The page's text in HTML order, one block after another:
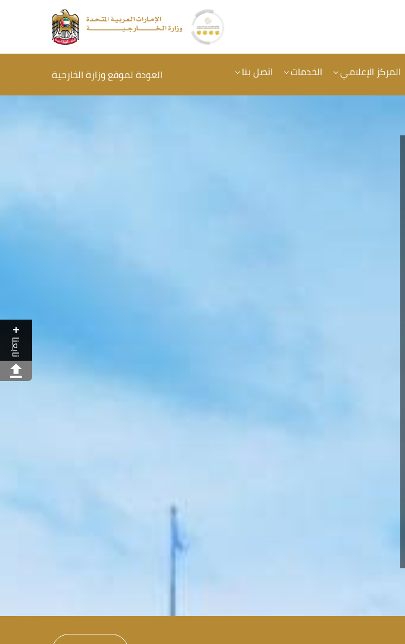
تابعنا
المركز الإعلامي الخدمات اتصل بنا العودة لموقع وزارة الخارجية